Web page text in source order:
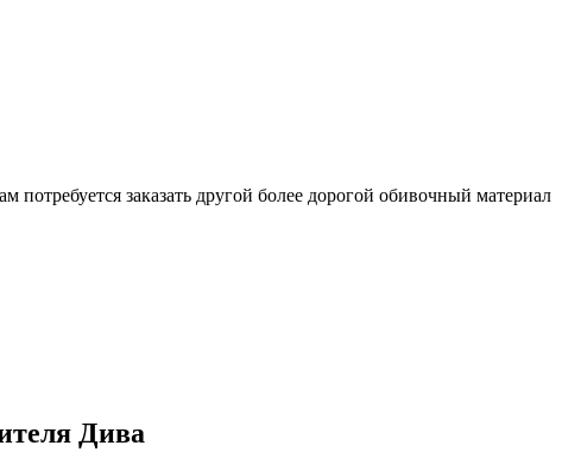
заказать другой более дорогой обивочный материал
Дива